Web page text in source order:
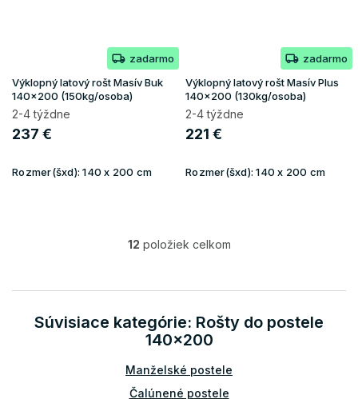
zadarmo
Výklopný latový rošt Masív Buk
140x200 (150kg/osoba)
2-4 týždne
237 €
Rozmer(šxd):140 x 200 cm
zadarmo
Výklopný latový rošt Masív Plus
140x200 (130kg/osoba)
2-4 týždne
221 €
Rozmer(šxd):140 x 200 cm
O
á
a
c
e
p
12 položiek celkom
Súvisiace kategórie: Rošty do postele
140x200
Manželské postele
Čalúnené postele